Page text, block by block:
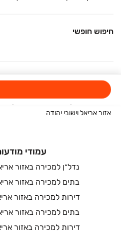
חיפוש חופשי
להמחשה
ראשי נדל״ן למכירה
דירות גן
אזור אריאל וישובי יהודה
עמודי
נדל״ן למכירה באזור
בתים למכירה באזור
דירות למכירה באזור
בתים למכירה באזור
דירות למכירה באזור